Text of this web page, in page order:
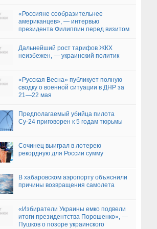
«Россияне сообразительнее
американцев», — интервью
президента Филиппин перед визитом
Дальнейший рост тарифов ЖКХ
неизбежен, — украинский политик
«Русская Весна» публикует полную
сводку о военной ситуации в ДНР за
21—22 мая
Предполагаемый убийца пилота
Су-24 приговорен к 5 годам тюрьмы
Сочинец выиграл в лотерею
рекордную для России сумму
В хабаровском аэропорту объяснили
причины возвращения самолета
«Избиратели Украины емко подвели
итоги президентства Порошенко», —
Пушков о позоре украинского